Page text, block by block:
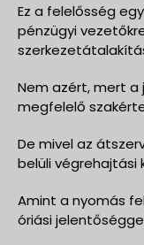
Ez a felelősség
pénzügyi
Nem azért, mert a
megfelelő
De mivel az
belüli végrehajtási
Amint a nyomás
óriási